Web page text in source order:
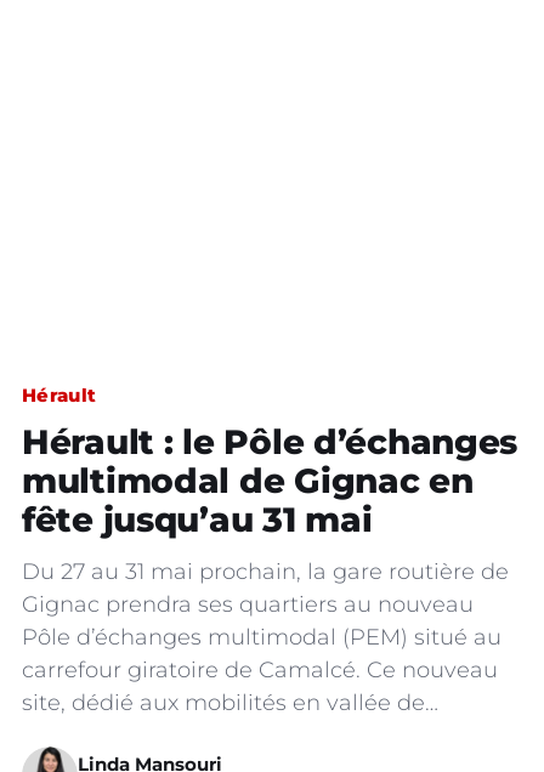
Hérault
Hérault : le Pôle d’échanges
multimodal de Gignac en
fête jusqu’au 31 mai
Du 27 au 31 mai prochain, la gare routière de
Gignac prendra ses quartiers au nouveau
Pôle d’échanges multimodal (PEM) situé au
carrefour giratoire de Camalcé. Ce nouveau
site, dédié aux mobilités en vallée de…
Linda Mansouri